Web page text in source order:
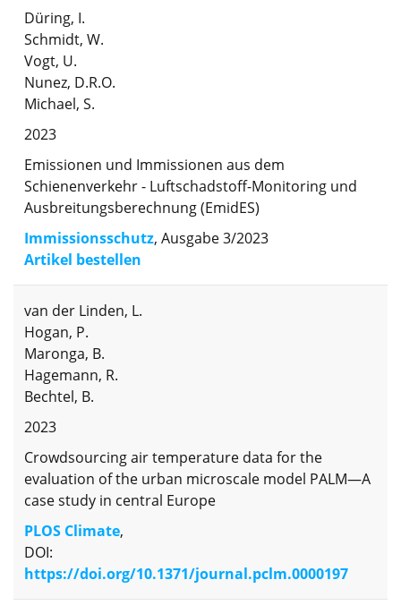
Düring, I.
Schmidt, W.
Vogt, U.
Nunez, D.R.O.
Michael, S.
2023
Emissionen und Immissionen aus dem
Schienenverkehr - Luftschadstoff-Monitoring und
Ausbreitungsberechnung (EmidES)
Immissionsschutz, Ausgabe 3/2023
Artikel bestellen
van der Linden, L.
Hogan, P.
Maronga, B.
Hagemann, R.
Bechtel, B.
2023
Crowdsourcing air temperature data for the
evaluation of the urban microscale model PALM—A
case study in central Europe
PLOS Climate,
DOI:
https://doi.org/10.1371/journal.pclm.0000197